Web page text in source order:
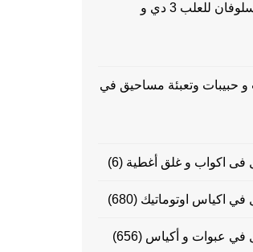
ماكينات التغليف بالسلوفان للعلب 3 دي و
و حبيبات وتعبئة مساحيق في
فى اكواب و غلق أغطية (6)
في اكياس اوتوماتيك (680)
في عبوات و أكياس (656)